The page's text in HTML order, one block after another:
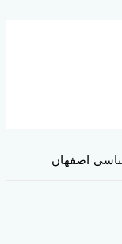
اصفهان